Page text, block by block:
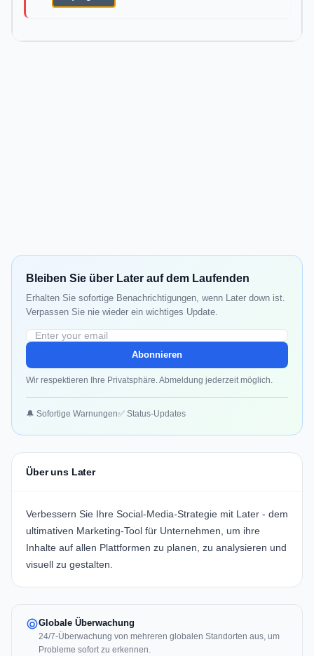
Bleiben Sie über Later auf dem Laufenden
Erhalten Sie sofortige Benachrichtigungen, wenn Later down ist.
Verpassen Sie nie wieder ein wichtiges Update.
Abonnieren
Wir respektieren Ihre Privatsphäre. Abmeldung jederzeit möglich.
🔔 Sofortige Warnungen✅ Status-Updates
Über uns Later
Verbessern Sie Ihre Social-Media-Strategie mit Later - dem
ultimativen Marketing-Tool für Unternehmen, um ihre
Inhalte auf allen Plattformen zu planen, zu analysieren und
visuell zu gestalten.
Globale Überwachung
24/7-Überwachung von mehreren globalen Standorten aus, um
Probleme sofort zu erkennen.